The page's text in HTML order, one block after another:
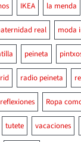
IKEA la menda
real moda
peineta
radio peineta
reflexiones Ropa
tutete vacaciones